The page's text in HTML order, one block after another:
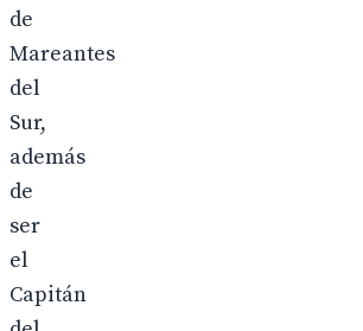
de
Mareantes
del
Sur,
además
de
ser
el
Capitán